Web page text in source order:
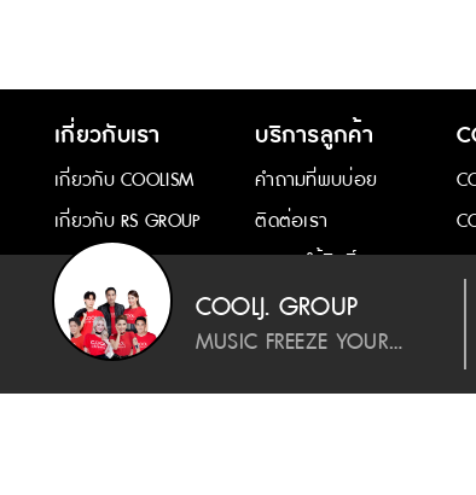
เกี่ยวกับเรา
เกี่ยวกับ COOLISM
เกี่ยวกับ RS GROUP
บริการลูกค้า
คำถามที่พบบ่อย
ติดต่อเรา
การขอใช้สิทธิ์ของ
เจ้าของข้อมูล
2026 Copyright : COOLISM Co., Ltd. All rights
พี่ๆ ตัดแว่นให้หน่อยSerious Bacon
COOLJ. GROUP
MUSIC FREEZE YOUR